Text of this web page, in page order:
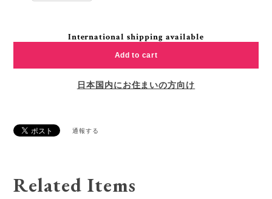
International shipping available
Add to cart
日本国内にお住まいの方向け
通報する
Related Items